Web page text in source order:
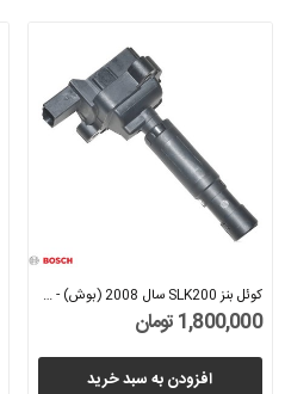
کوئل بنز SLK200 سال 2008 (بوش) - A0001502580
1,800,000 تومان
افزودن به سبد خرید